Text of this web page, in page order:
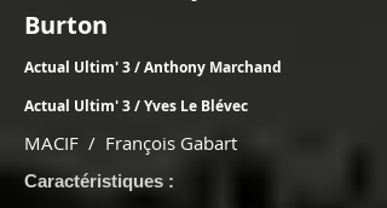
Burton
Actual Ultim' 3 / Anthony Marchand
Actual Ultim' 3 / Yves Le Blévec
MACIF / François Gabart
Caractéristiques :